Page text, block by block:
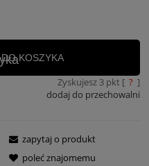
DO KOSZYKA
Zyskujesz 3pkt [ ? ]
dodaj do przechowalni
zapytaj o produkt
poleć znajomemu